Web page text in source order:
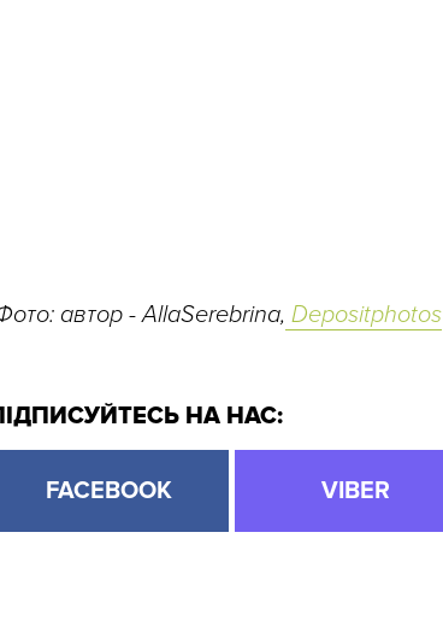
автор -AllaSerebrina, Depositphotos
НА НАС:
FACEBOOK VIBER